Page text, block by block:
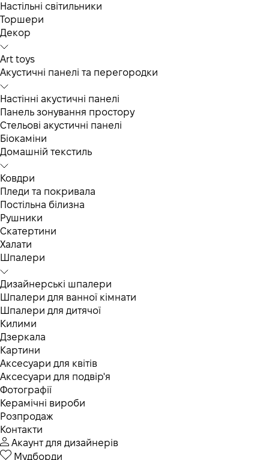
Настільні світильники
Торшери
Декор
Art toys
Акустичні панелі та перегородки
Настінні акустичні панелі
Панель зонування простору
Стельові акустичні панелі
Біокаміни
Домашній текстиль
Ковдри
Пледи та покривала
Постільна білизна
Рушники
Скатертини
Халати
Шпалери
Дизайнерські шпалери
Шпалери для ванної кімнати
Шпалери для дитячої
Килими
Дзеркала
Картини
Аксесуари для квітів
Аксесуари для подвір'я
Фотографії
Керамічні вироби
Розпродаж
Контакти
Акаунт для дизайнерів
Мудборди